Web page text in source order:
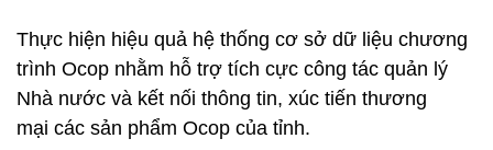
Thực hiện hiệu quả hệ thống cơ sở dữ liệu chương
trình Ocop nhằm hỗ trợ tích cực công tác quản lý
Nhà nước và kết nối thông tin, xúc tiến thương
mại các sản phẩm Ocop của tỉnh.